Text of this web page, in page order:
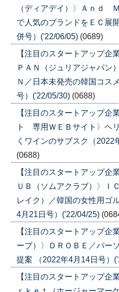
（ディアデイ）〉Ａｎｄ
で人気のブランドをＥＣ展
併号）('22/06/05) (0689)
【注目のスタートアップ
ＰＡＮ（ジュリアジャパン
Ｎ／日本未発売の韓国コス
号）('22/05/30) (0688)
【注目のスタートアップ
ト 専用ＷＥＢサイト〉ヘ
くワインのサブスク（2022
(0688)
【注目のスタートアップ
ＵＢ（ソムアクラブ）〉Ｉ
レイク）／韓国の女性用ゴ
4月21日号）('22/04/25)
【注目のスタートアップ
ーブ）〉ＤＲＯＢＥ／パー
提案 （2022年4月14日号）
【注目のスタートアップ